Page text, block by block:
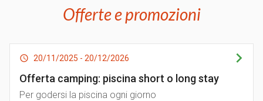
Offerte e promozioni
20/11/2025 - 20/12/2026
Offerta camping: piscina short o long stay
Per godersi la piscina ogni giorno